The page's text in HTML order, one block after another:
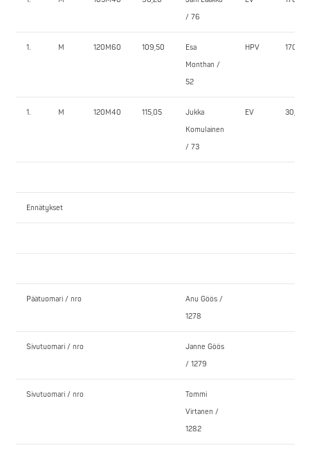
/ 76
1. M 120M60 109,50
Esa
Monthan /
52
HPV 170,0
1. M 120M40 115,05
Jukka
Komulainen
/ 73
EV 30,0
Ennätykset
Päätuomari / nro
Anu Göös /
1278
Sivutuomari / nro
Janne Göös
/ 1279
Sivutuomari / nro
Tommi
Virtanen /
1282